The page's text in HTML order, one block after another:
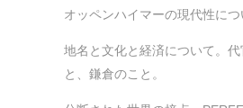
オッペンハイマーの現代性につ
地名と文化と経済について。代
と、鎌倉のこと。